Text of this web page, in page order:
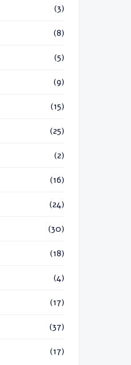
(3)
(8)
(5)
(9)
(15)
(25)
(2)
(16)
(24)
(30)
(18)
(4)
(17)
(37)
(17)